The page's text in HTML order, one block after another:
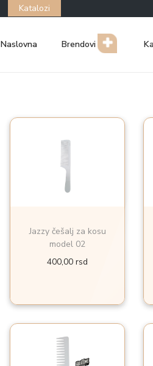
Katalozi
Naslovna Brendovi
Jazzy češalj za kosu
model 02
400,00rsd